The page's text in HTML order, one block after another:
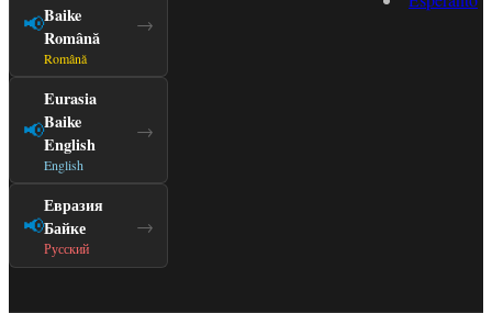
📢Baike
Română
Română
→
📢
Eurasia
Baike
English
English
→
📢
Евразия
Байке
Русский
→